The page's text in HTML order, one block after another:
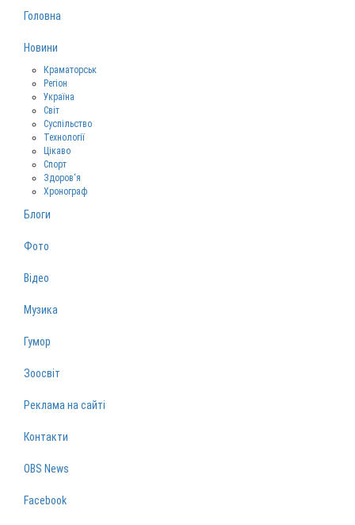
Головна
Новини
Краматорськ
Регіон
Україна
Світ
Суспільство
Технології
Цікаво
Спорт
Здоров‘я
Хронограф
Блоги
Фото
Відео
Музика
Гумор
Зоосвіт
Реклама на сайті
Контакти
OBS News
Facebook